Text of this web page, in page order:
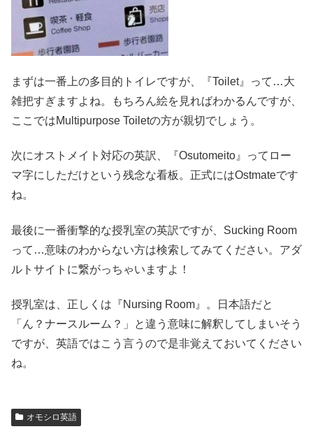
まずは一番上の多目的トイレですが、『Toilet』って…大
雑把すぎますよね。もちろん絵を見ればわかるんですが、
ここではMultipurpose Toiletの方が親切でしょう。
次にオストメイト対応の英訳、『Osutomeito』ってロー
マ字にしただけという残念な看板。正式にはOstmateです
ね。
最後に一番衝撃的な授乳室の英訳ですが、Sucking Room
って…意味のわからない方は検索してみてください。アダ
ルトサイトに繋がっちゃいますよ！
授乳室は、正しくは『Nursing Room』。日本語だと
「ん？ナースルーム？」と違う意味に解釈してしまいそう
ですが、英語ではこう言うので是非覚えておいてください
ね。
オモシロ英語